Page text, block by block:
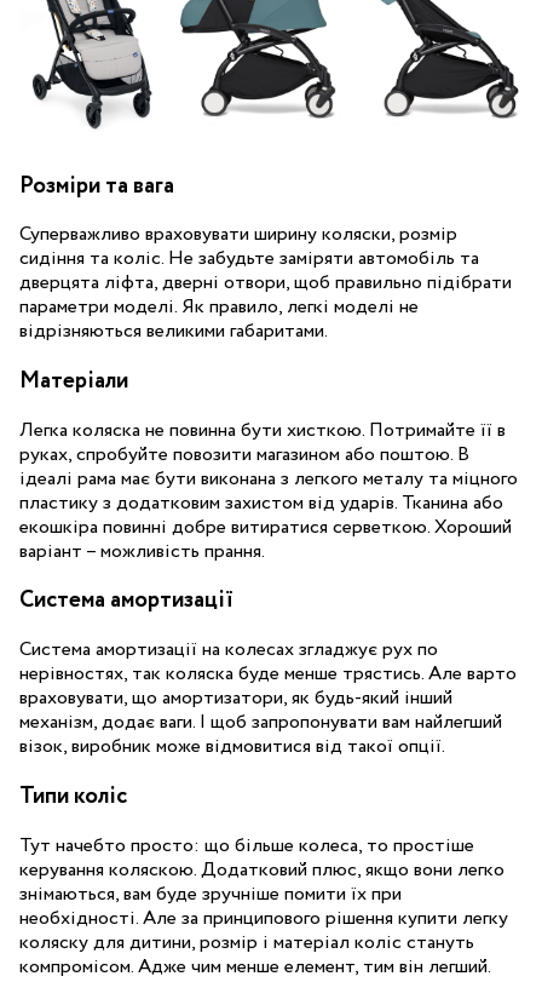
Розміри та вага
Суперважливо враховувати ширину коляски, розмір
сидіння та коліс. Не забудьте заміряти автомобіль та
дверцята ліфта, дверні отвори, щоб правильно підібрати
параметри моделі. Як правило, легкі моделі не
відрізняються великими габаритами.
Матеріали
Легка коляска не повинна бути хисткою. Потримайте її в
руках, спробуйте повозити магазином або поштою. В
ідеалі рама має бути виконана з легкого металу та міцного
пластику з додатковим захистом від ударів. Тканина або
екошкіра повинні добре витиратися серветкою. Хороший
варіант – можливість прання.
Система амортизації
Система амортизації на колесах згладжує рух по
нерівностях, так коляска буде менше трястись. Але варто
враховувати, що амортизатори, як будь-який інший
механізм, додає ваги. І щоб запропонувати вам найлегший
візок, виробник може відмовитися від такої опції.
Типи коліс
Тут начебто просто: що більше колеса, то простіше
керування коляскою. Додатковий плюс, якщо вони легко
знімаються, вам буде зручніше помити їх при
необхідності. Але за принципового рішення купити легку
коляску для дитини, розмір і матеріал коліс стануть
компромісом. Адже чим менше елемент, тим він легший.